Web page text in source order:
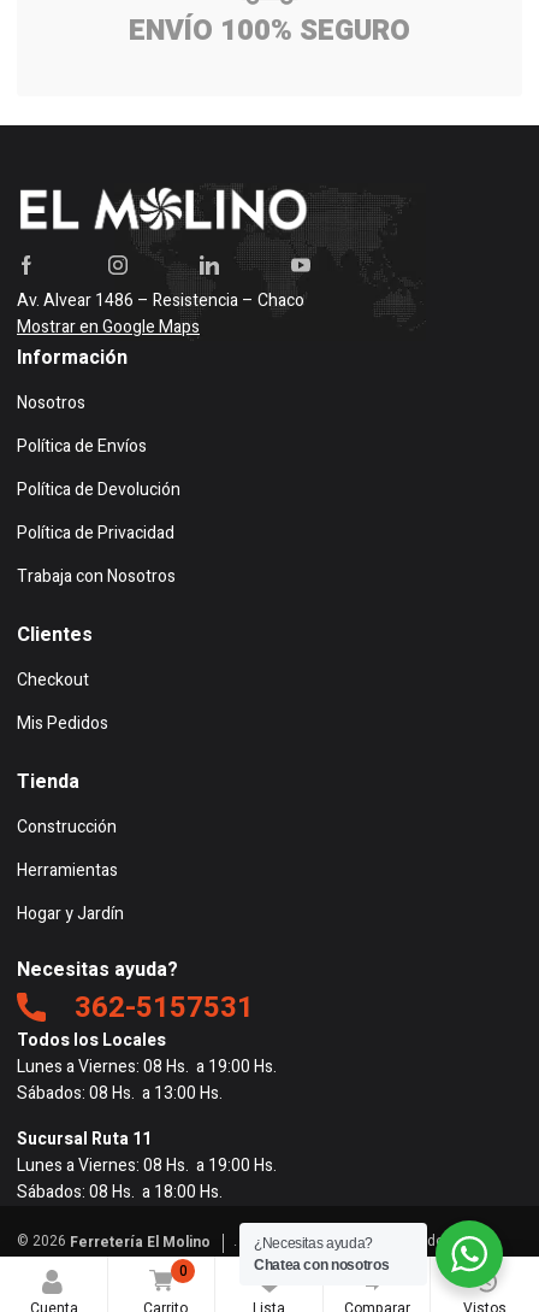
0
0
ENVÍO 100% SEGURO
Av. Alvear 1486 – Resistencia – Chaco
Mostrar en Google Maps
Información
Nosotros
Política de Envíos
Política de Devolución
Política de Privacidad
Trabaja con Nosotros
Clientes
Checkout
Mis Pedidos
Tienda
Construcción
Herramientas
Hogar y Jardín
Necesitas ayuda?
362-5157531
Todos los Locales
Lunes a Viernes: 08 Hs. a 19:00 Hs.
Sábados: 08 Hs. a 13:00 Hs.
Sucursal Ruta 11
Lunes a Viernes: 08 Hs. a 19:00 Hs.
Sábados: 08 Hs. a 18:00 Hs.
© 2026 Ferretería El Molino
. Todos los derechos reservados. |
Powered by
BigRedes
¿Necesitas ayuda?
Chatea con nosotros